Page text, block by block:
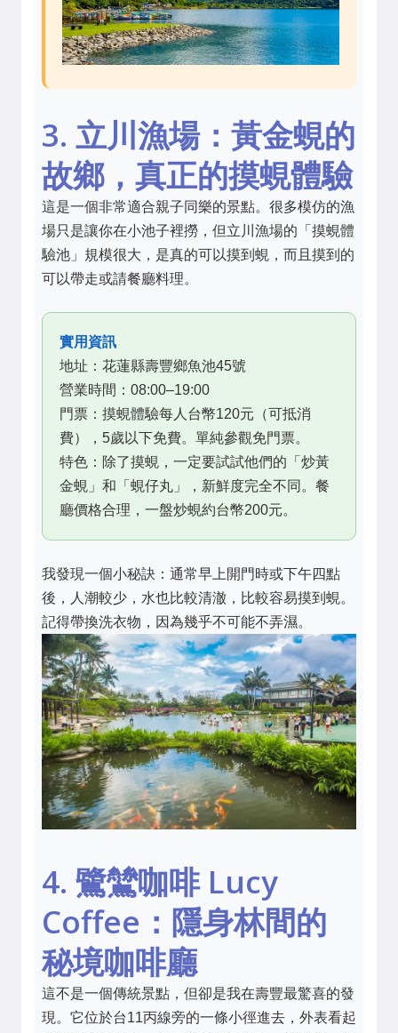
3. 立川漁場：黃金蜆的
故鄉，真正的摸蜆體驗
這是一個非常適合親子同樂的景點。很多模仿的漁
場只是讓你在小池子裡撈，但立川漁場的「摸蜆體
驗池」規模很大，是真的可以摸到蜆，而且摸到的
可以帶走或請餐廳料理。
實用資訊
地址：花蓮縣壽豐鄉魚池45號
營業時間：08:00–19:00
門票：摸蜆體驗每人台幣120元（可抵消
費），5歲以下免費。單純參觀免門票。
特色：除了摸蜆，一定要試試他們的「炒黃
金蜆」和「蜆仔丸」，新鮮度完全不同。餐
廳價格合理，一盤炒蜆約台幣200元。
我發現一個小秘訣：通常早上開門時或下午四點
後，人潮較少，水也比較清澈，比較容易摸到蜆。
記得帶換洗衣物，因為幾乎不可能不弄濕。
4. 鷺鷥咖啡 Lucy
Coffee：隱身林間的
秘境咖啡廳
這不是一個傳統景點，但卻是我在壽豐最驚喜的發
現。它位於台11丙線旁的一條小徑進去，外表看起